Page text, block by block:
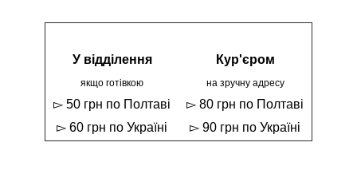
У відділення
якщо готівкою
▻ 50 грн по Полтаві
▻ 60 грн по Україні
Кур'єром
на зручну адресу
▻ 80 грн по Полтаві
▻ 90 грн по Україні